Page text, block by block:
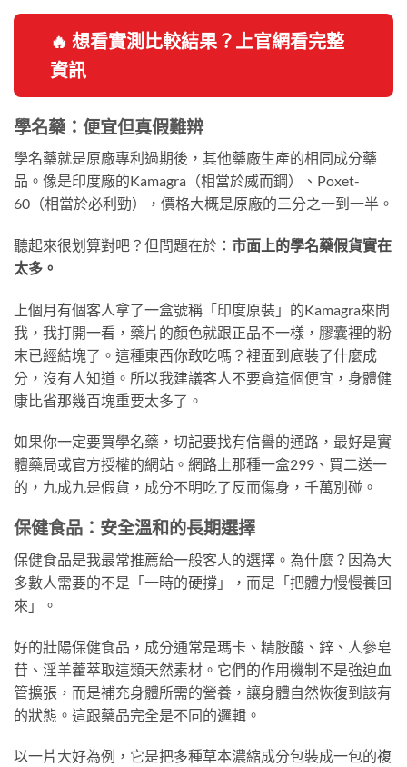
🔥 想看實測比較結果？上官網看完整
資訊
學名藥：便宜但真假難辨
學名藥就是原廠專利過期後，其他藥廠生產的相同成分藥
品。像是印度廠的Kamagra（相當於威而鋼）、Poxet-
60（相當於必利勁），價格大概是原廠的三分之一到一半。
聽起來很划算對吧？但問題在於： 市面上的學名藥假貨實在
太多。
上個月有個客人拿了一盒號稱「印度原裝」的Kamagra來問
我，我打開一看，藥片的顏色就跟正品不一樣，膠囊裡的粉
末已經結塊了。這種東西你敢吃嗎？裡面到底裝了什麼成
分，沒有人知道。所以我建議客人不要貪這個便宜，身體健
康比省那幾百塊重要太多了。
如果你一定要買學名藥，切記要找有信譽的通路，最好是實
體藥局或官方授權的網站。網路上那種一盒299、買二送一
的，九成九是假貨，成分不明吃了反而傷身，千萬別碰。
保健食品：安全溫和的長期選擇
保健食品是我最常推薦給一般客人的選擇。為什麼？因為大
多數人需要的不是「一時的硬撐」，而是「把體力慢慢養回
來」。
好的壯陽保健食品，成分通常是瑪卡、精胺酸、鋅、人參皂
苷、淫羊藿萃取這類天然素材。它們的作用機制不是強迫血
管擴張，而是補充身體所需的營養，讓身體自然恢復到該有
的狀態。這跟藥品完全是不同的邏輯。
以一片大好為例，它是把多種草本濃縮成分包裝成一包的複